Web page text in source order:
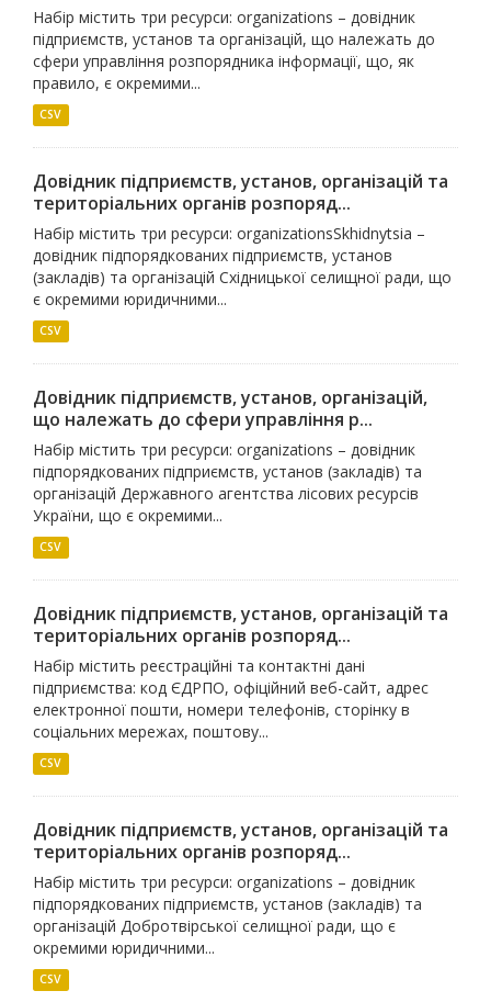
Набір містить три ресурси: organizations – довідник
підприємств, установ та організацій, що належать до
сфери управління розпорядника інформації, що, як
правило, є окремими...
CSV
Довідник підприємств, установ, організацій та
територіальних органів розпоряд...
Набір містить три ресурси: organizationsSkhidnytsia –
довідник підпорядкованих підприємств, установ
(закладів) та організацій Східницької селищної ради, що
є окремими юридичними...
CSV
Довідник підприємств, установ, організацій,
що належать до сфери управління р...
Набір містить три ресурси: organizations – довідник
підпорядкованих підприємств, установ (закладів) та
організацій Державного агентства лісових ресурсів
України, що є окремими...
CSV
Довідник підприємств, установ, організацій та
територіальних органів розпоряд...
Набір містить реєстраційні та контактні дані
підприємства: код ЄДРПО, офіційний веб-сайт, адрес
електронної пошти, номери телефонів, сторінку в
соціальних мережах, поштову...
CSV
Довідник підприємств, установ, організацій та
територіальних органів розпоряд...
Набір містить три ресурси: organizations – довідник
підпорядкованих підприємств, установ (закладів) та
організацій Добротвірської селищної ради, що є
окремими юридичними...
CSV